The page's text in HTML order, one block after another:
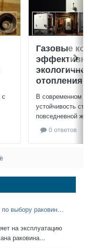
Газовые
отопления
В современном
устойчивость
повседневной
0 ответов
выбору раковины
на эксплуатацию
раковина...